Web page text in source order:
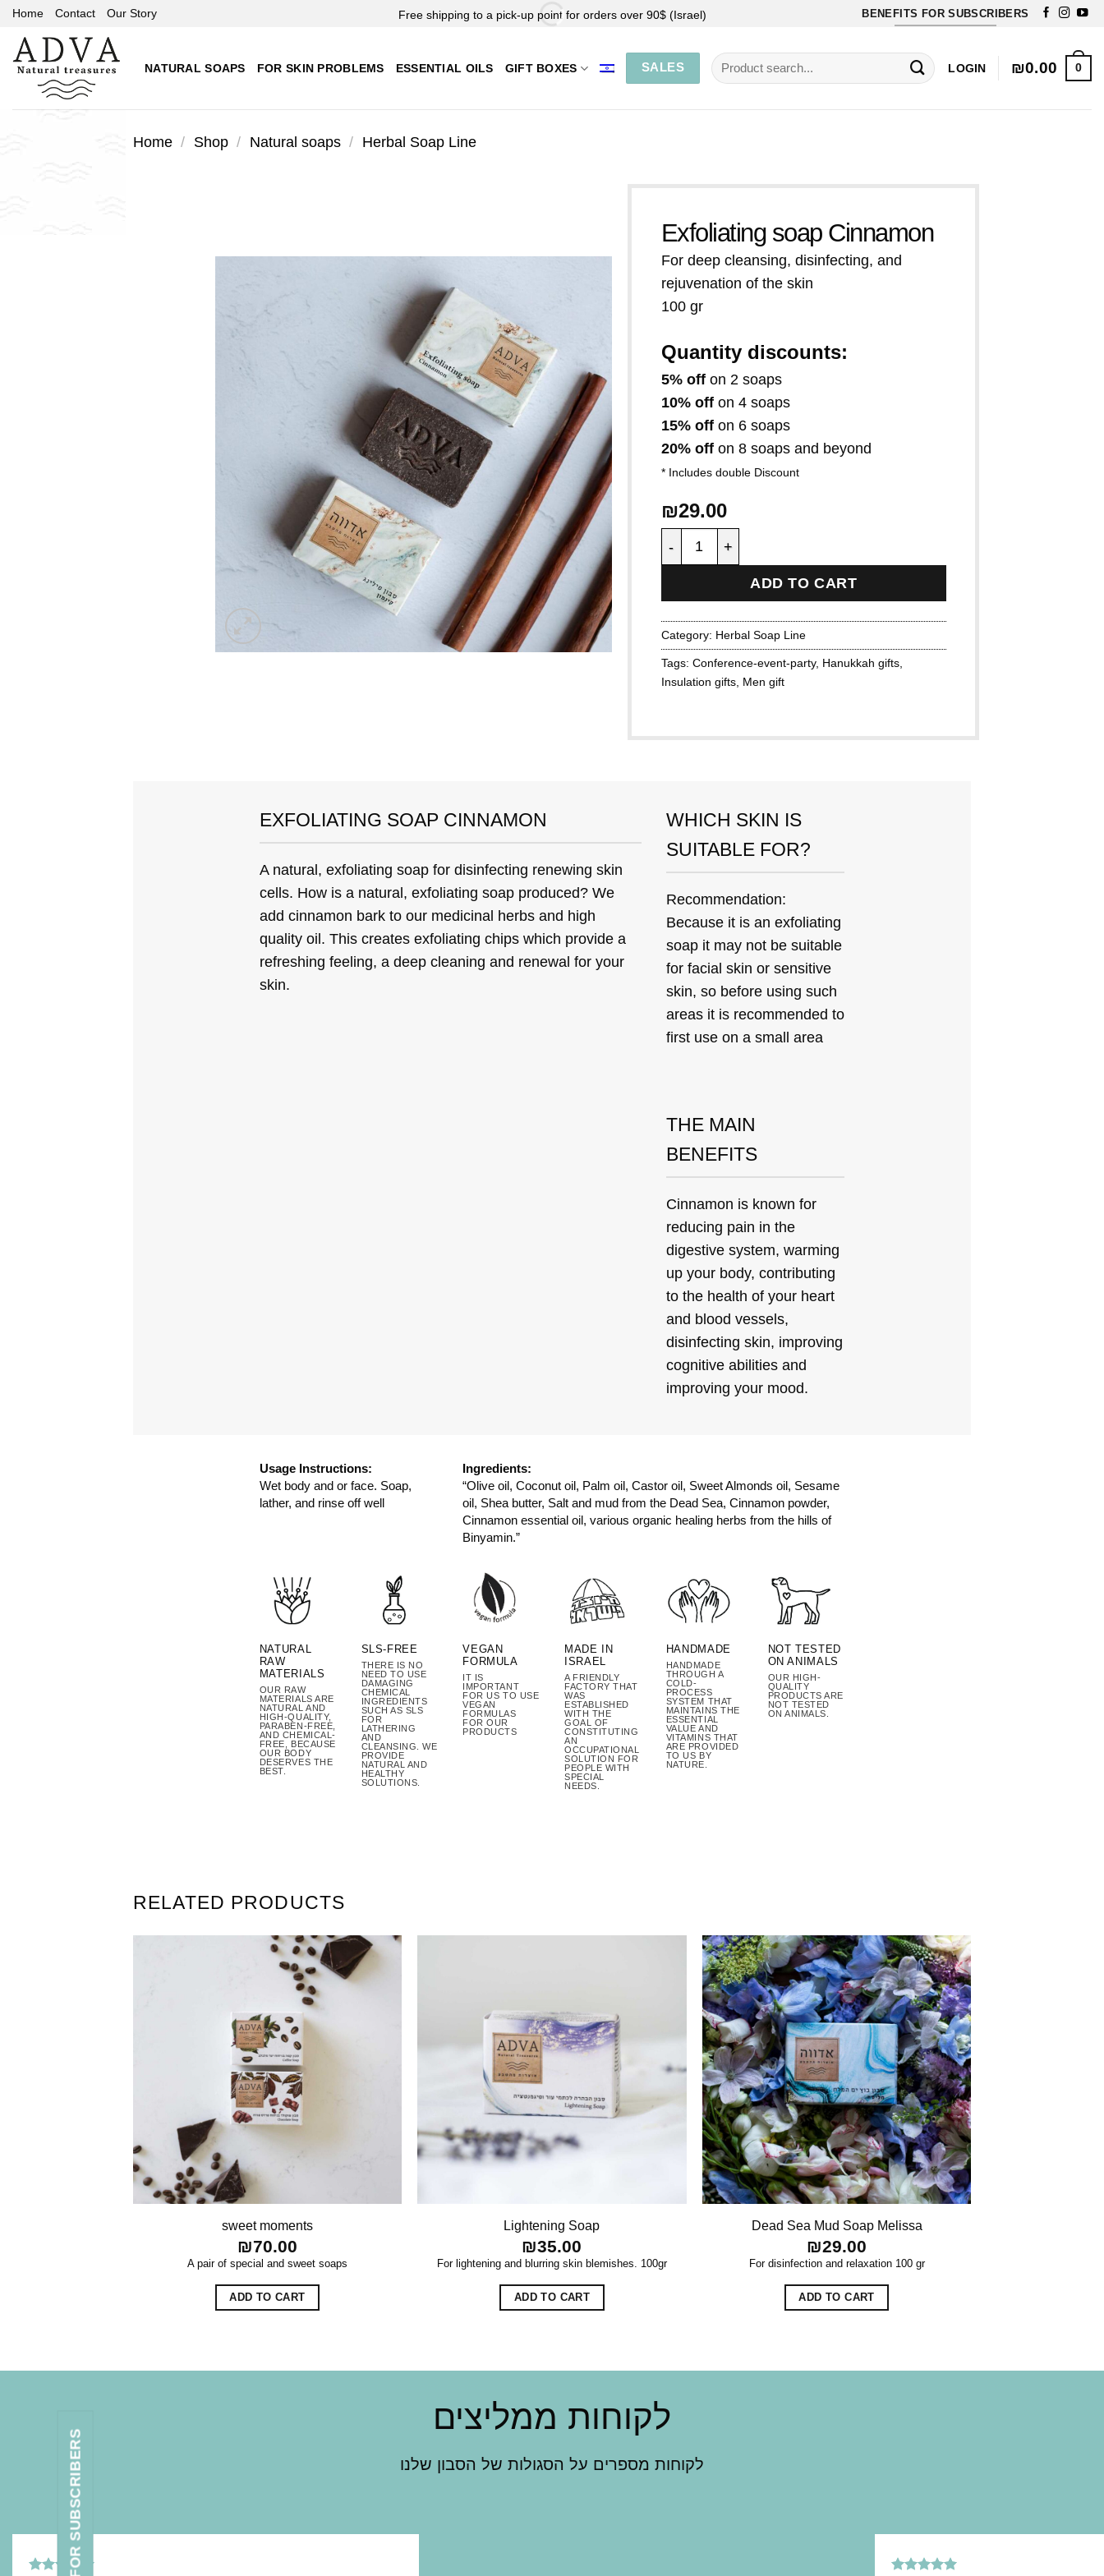
Skip
content
Home Contact Our Story Free shipping to a pick-up point for orders over 90$ (Israel) Free Exfoliating soap for orders over 70$
BENEFITS FOR SUBSCRIBERS
NATURAL SOAPS FOR SKIN PROBLEMS ESSENTIAL OILS GIFT BOXES SALES
Search
for:
LOGIN ₪0.00 0
Home / Shop / Natural soaps / Herbal Soap Line
Exfoliating soap Cinnamon
For deep cleansing, disinfecting, and
rejuvenation of the skin
100 gr
Quantity discounts:
5% offon 2 soaps
10% offon 4 soaps
15% offon 6 soaps
20% offon 8 soaps and beyond
* Includes double Discount
₪29.00
Exfoliating soap Cinnamon quantity
ADD TO CART
Category: Herbal Soap Line
Tags: Conference-event-party, Hanukkah gifts,
Insulation gifts, Men gift
EXFOLIATING SOAP CINNAMON
A natural, exfoliating soap for disinfecting renewing skin
cells. How is a natural, exfoliating soap produced? We
add cinnamon bark to our medicinal herbs and high
quality oil. This creates exfoliating chips which provide a
refreshing feeling, a deep cleaning and renewal for your
skin.
WHICH SKIN IS
SUITABLE FOR?
Recommendation:
Because it is an exfoliating
soap it may not be suitable
for facial skin or sensitive
skin, so before using such
areas it is recommended to
first use on a small area
THE MAIN
BENEFITS
Cinnamon is known for
reducing pain in the
digestive system, warming
up your body, contributing
to the health of your heart
and blood vessels,
disinfecting skin, improving
cognitive abilities and
improving your mood.
Usage Instructions:
Wet body and or face. Soap,
lather, and rinse off well
Ingredients:
“Olive oil, Coconut oil, Palm oil, Castor oil, Sweet Almonds oil, Sesame
oil, Shea butter, Salt and mud from the Dead Sea, Cinnamon powder,
Cinnamon essential oil, various organic healing herbs from the hills of
Binyamin.”
NATURAL
RAW
MATERIALS
OUR RAW
MATERIALS ARE
NATURAL AND
HIGH-QUALITY,
PARABEN-FREE,
AND CHEMICAL-
FREE, BECAUSE
OUR BODY
DESERVES THE
BEST.
SLS-FREE
THERE IS NO
NEED TO USE
DAMAGING
CHEMICAL
INGREDIENTS
SUCH AS SLS
FOR
LATHERING
AND
CLEANSING. WE
PROVIDE
NATURAL AND
HEALTHY
SOLUTIONS.
VEGAN
FORMULA
IT IS
IMPORTANT
FOR US TO USE
VEGAN
FORMULAS
FOR OUR
PRODUCTS
MADE IN
ISRAEL
A FRIENDLY
FACTORY THAT
WAS
ESTABLISHED
WITH THE
GOAL OF
CONSTITUTING
AN
OCCUPATIONAL
SOLUTION FOR
PEOPLE WITH
SPECIAL
NEEDS.
HANDMADE
HANDMADE
THROUGH A
COLD-
PROCESS
SYSTEM THAT
MAINTAINS THE
ESSENTIAL
VALUE AND
VITAMINS THAT
ARE PROVIDED
TO US BY
NATURE.
NOT TESTED
ON ANIMALS
OUR HIGH-
QUALITY
PRODUCTS ARE
NOT TESTED
ON ANIMALS.
RELATED PRODUCTS
sweet moments
₪70.00
A pair of special and sweet soaps
ADD TO CART
Lightening Soap
₪35.00
For lightening and blurring skin blemishes. 100gr
ADD TO CART
Dead Sea Mud Soap Melissa
₪29.00
For disinfection and relaxation100 gr
ADD TO CART
לקוחות ממליצים
לקוחות מספרים על הסגולות של הסבון שלנו